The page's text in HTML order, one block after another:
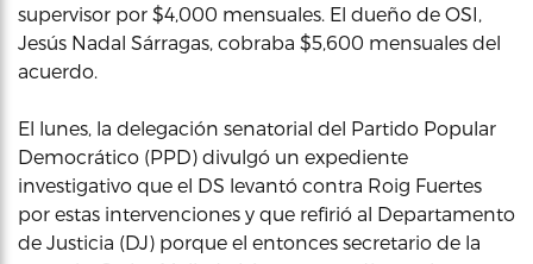
supervisor por $4,000 mensuales. El dueño de OSI,
Jesús Nadal Sárragas, cobraba $5,600 mensuales del
acuerdo.
El lunes, la delegación senatorial del Partido Popular
Democrático (PPD) divulgó un expediente
investigativo que el DS levantó contra Roig Fuertes
por estas intervenciones y que refirió al Departamento
de Justicia (DJ) porque el entonces secretario de la